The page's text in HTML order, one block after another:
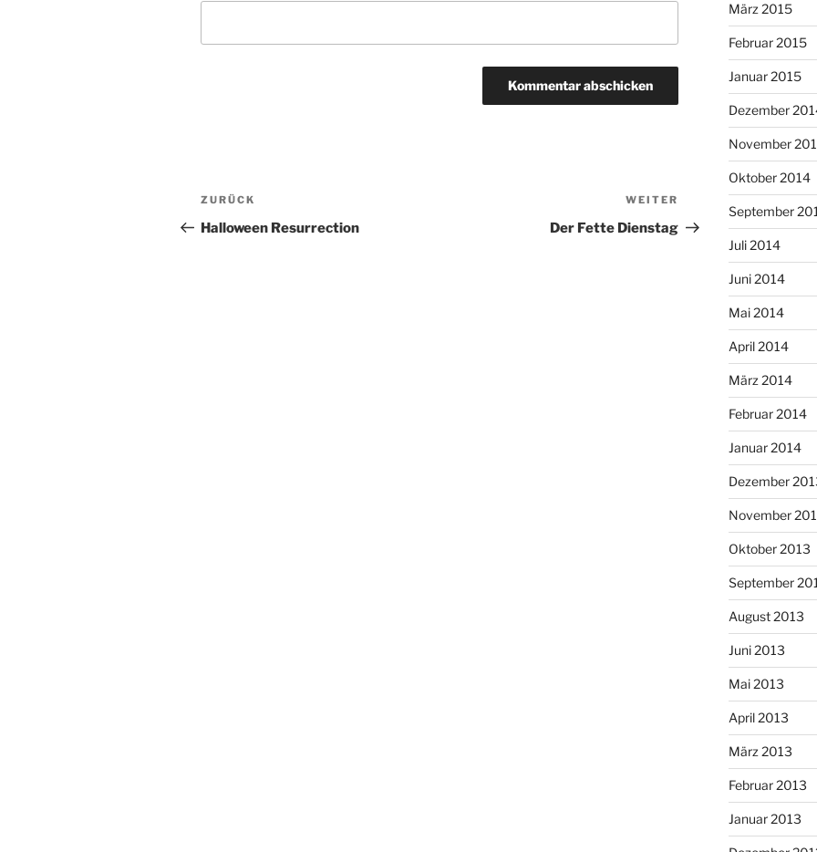
Beitragsnavigation
Vorheriger
Beitrag
ZURÜCK
Halloween Resurrection
Nächster
Beitrag
WEITER
Der Fette Dienstag
März 2015
Februar 2015
Januar 2015
Dezember
November
Oktober 2014
September
Juli 2014
Juni 2014
Mai 2014
April 2014
März 2014
Februar 2014
Januar 2014
Dezember
November
Oktober 2013
September
August 2013
Juni 2013
Mai 2013
April 2013
März 2013
Februar 2013
Januar 2013